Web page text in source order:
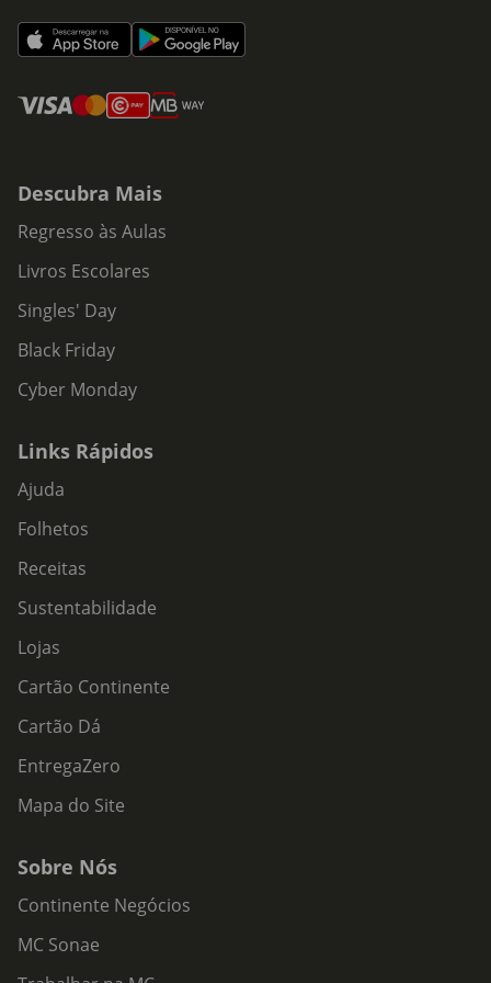
Descubra Mais
Regresso às Aulas
Livros Escolares
Singles' Day
Black Friday
Cyber Monday
Links Rápidos
Ajuda
Folhetos
Receitas
Sustentabilidade
Lojas
Cartão Continente
Cartão Dá
EntregaZero
Mapa do Site
Sobre Nós
Continente Negócios
MC Sonae